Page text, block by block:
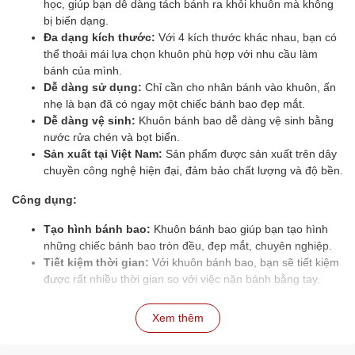
học, giúp bạn dễ dàng tách bánh ra khỏi khuôn mà không
bị biến dạng.
Đa dạng kích thước: Với 4 kích thước khác nhau, bạn có
thể thoải mái lựa chọn khuôn phù hợp với nhu cầu làm
bánh của mình.
Dễ dàng sử dụng: Chỉ cần cho nhân bánh vào khuôn, ấn
nhẹ là bạn đã có ngay một chiếc bánh bao đẹp mắt.
Dễ dàng vệ sinh: Khuôn bánh bao dễ dàng vệ sinh bằng
nước rửa chén và bọt biển.
Sản xuất tại Việt Nam: Sản phẩm được sản xuất trên dây
chuyền công nghệ hiện đại, đảm bảo chất lượng và độ bền.
Công dụng:
Tạo hình bánh bao: Khuôn bánh bao giúp bạn tạo hình
những chiếc bánh bao tròn đều, đẹp mắt, chuyên nghiệp.
Tiết kiệm thời gian: Với khuôn bánh bao, bạn sẽ tiết kiệm
được rất nhiều thời gian so với việc nặn bánh bằng tay.
bằng khuôn sẽ tăng thêm tính thẩm mỹ cho mâm cơm gia
Xem thêm